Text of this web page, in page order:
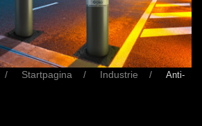
Startpagina Industrie
Anti-